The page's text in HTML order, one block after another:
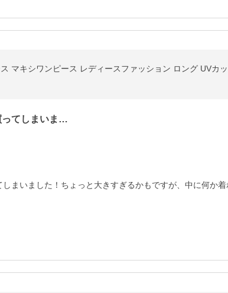
マキシワンピース レディースファッション ロング UVカ
ってしまいま…
まいました！ちょっと大きすぎるかもですが、中に何か